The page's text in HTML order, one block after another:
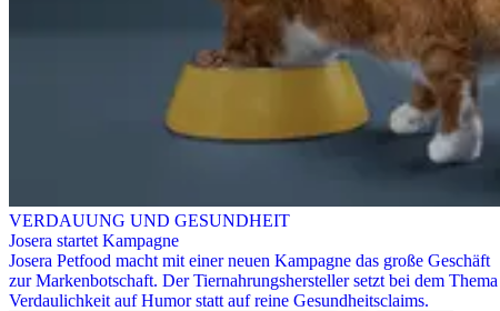
VERDAUUNG UND GESUNDHEIT
Josera startet Kampagne
Josera Petfood macht mit einer neuen Kampagne das große Geschäft
zur Markenbotschaft. Der Tiernahrungshersteller setzt bei dem Thema
Verdaulichkeit auf Humor statt auf reine Gesundheitsclaims.